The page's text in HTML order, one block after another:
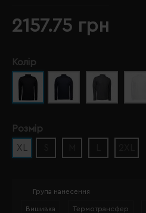
2157.75 грн
Колір
Розмір
XL
Група нанесення
Вишивка Термотрансфер